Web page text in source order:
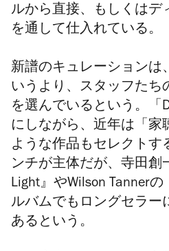
ルから直接、もしくはデ
を通して仕入れている。
新譜のキュレーションは
いうより、スタッフたち
を選んでいるという。「
にしながら、近年は「家
ような作品もセレクトす
ンチが主体だが、寺田創
Light』やWilson Tanner
ルバムでもロングセラー
あるという。